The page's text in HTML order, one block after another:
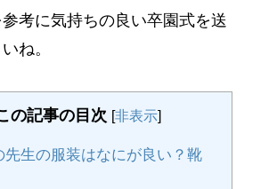
考に気持ちの良い卒園式を送
ね。
の記事の目次 [非表示]
先生の服装はなにが良い？靴